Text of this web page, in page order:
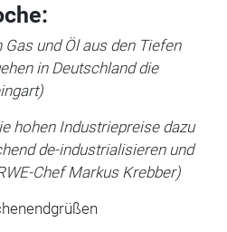
Gas und Öl aus den Tiefen
in Deutschland die
)
hohen Industriepreise dazu
de-industrialisieren und
Chef Markus Krebber)